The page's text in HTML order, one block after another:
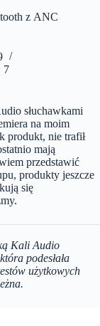
z ANC
7
słuchawkami
na moim
produkt, nie trafił
mają
przedstawić
produkty jeszcze
się
Kali Audio
podesłała
użytkowych